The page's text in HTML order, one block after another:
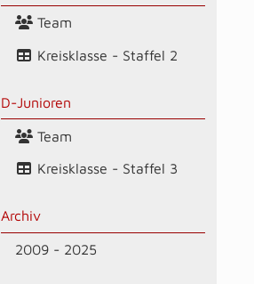
Team
Kreisklasse - Staffel 2
D-Junioren
Team
Kreisklasse - Staffel 3
Archiv
2009 - 2025